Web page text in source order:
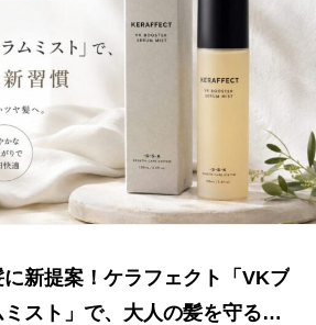
新提案！ケラフェクト「VKブ
スト」で、大人の髪を守る新